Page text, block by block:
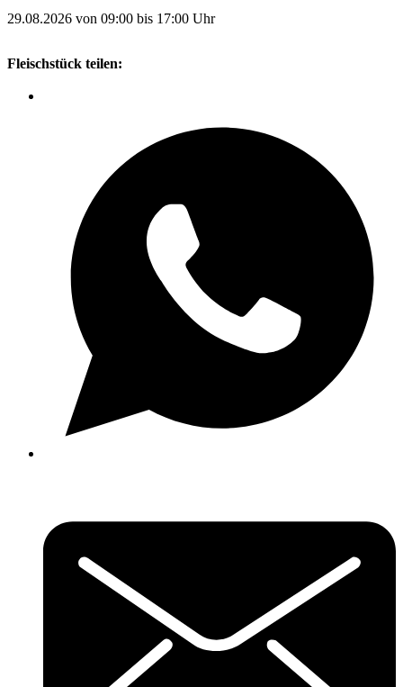
29.08.2026 von 09:00 bis 17:00 Uhr
Fleischstück teilen: